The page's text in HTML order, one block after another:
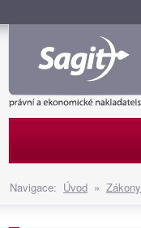
Navigace: Úvod » Zákony